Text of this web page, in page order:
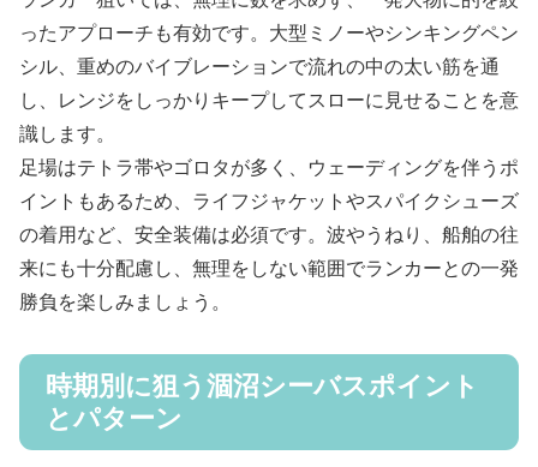
ったアプローチも有効です。大型ミノーやシンキングペン
シル、重めのバイブレーションで流れの中の太い筋を通
し、レンジをしっかりキープしてスローに見せることを意
識します。
足場はテトラ帯やゴロタが多く、ウェーディングを伴うポ
イントもあるため、ライフジャケットやスパイクシューズ
の着用など、安全装備は必須です。波やうねり、船舶の往
来にも十分配慮し、無理をしない範囲でランカーとの一発
勝負を楽しみましょう。
時期別に狙う涸沼シーバスポイント
とパターン